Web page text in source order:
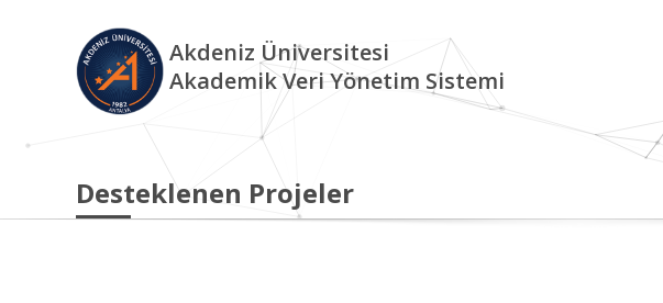
Akdeniz Üniversitesi
Akademik Veri Yönetim Sistemi
Desteklenen Projeler